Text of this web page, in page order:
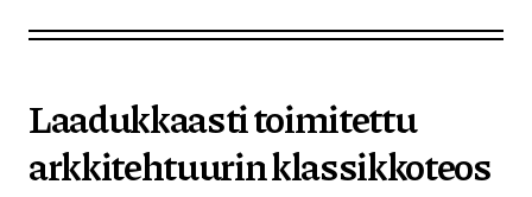
Laadukkaasti toimitettu
arkkitehtuurin klassikkoteos